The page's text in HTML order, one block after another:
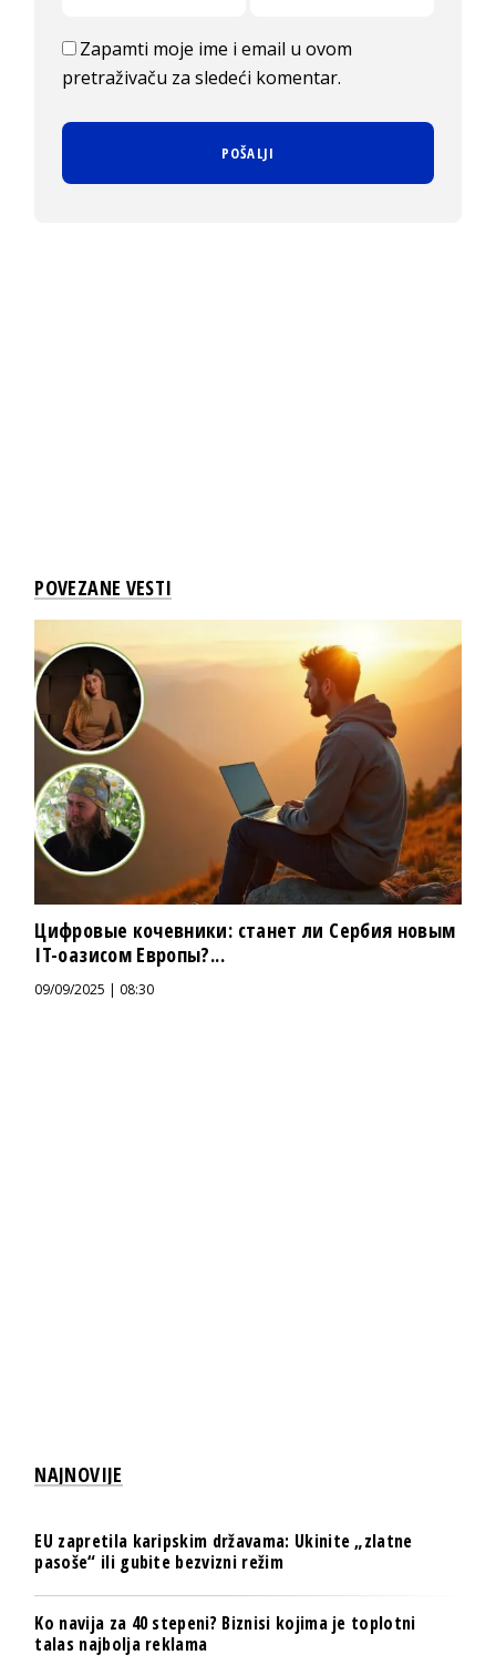
Zapamti moje ime i email u ovom
pretraživaču za sledeći komentar.
POVEZANE VESTI
Цифровые кочевники: станет ли Сербия новым
IT-оазисом Европы?...
09/09/2025 | 08:30
NAJNOVIJE
EU zapretila karipskim državama: Ukinite „zlatne
pasoše“ ili gubite bezvizni režim
Ko navija za 40 stepeni? Biznisi kojima je toplotni
talas najbolja reklama